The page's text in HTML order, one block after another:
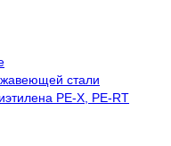
стали
PE-X, PE-RT